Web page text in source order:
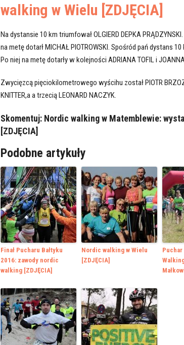
walking w Wielu [ZDJĘCIA]
Na dystansie 10 km triumfował OLGIERD DEPKA
na metę dotarł MICHAŁ PIOTROWSKI. Spośród pań dystans
Po niej na metę dotarły w kolejności ADRIANA TOFIL i JOANNA
Zwycięzcą pięciokilometrowego wyścihu został PIOTR
KNITTER,a a trzecią LEONARD NACZYK.
Skomentuj: Nordic walking w Matemblewie:
[ZDJĘCIA]
Podobne artykuły
Finał Pucharu Bałtyku
2016: zawody nordic
walking [ZDJĘCIA]
Nordic walking w Wielu
[ZDJĘCIA]
Puchar